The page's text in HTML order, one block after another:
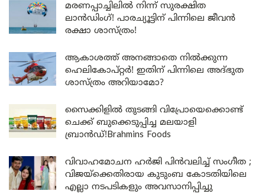
മരണപ്പാച്ചിലിൽ നിന്ന് സുരക്ഷിത
ലാൻഡിംഗ്! പാരച്യൂട്ടിന് പിന്നിലെ ജീവൻ
രക്ഷാ ശാസ്ത്രം!
ആകാശത്ത് അനങ്ങാതെ നില്‍ക്കുന്ന
ഹെലികോപ്റ്റര്‍! ഇതിന് പിന്നിലെ അദ്ഭുത
ശാസ്ത്രം അറിയാമോ?
സൈക്കിളിൽ തുടങ്ങി വിപ്രോയെക്കൊണ്ട്
ചെക്ക് ബുക്കെടുപ്പിച്ച മലയാളി
ബ്രാൻഡ്!Brahmins Foods
വിവാഹമോചന ഹർജി പിൻവലിച്ച് സംഗീത ;
വിജയ്ക്കെതിരായ കുടുംബ കോടതിയിലെ
എല്ലാ നടപടികളും അവസാനിപ്പിച്ചു